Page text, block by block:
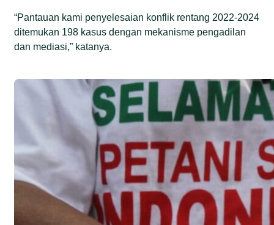
“Pantauan kami penyelesaian konflik rentang 2022-2024
ditemukan 198 kasus dengan mekanisme pengadilan
dan mediasi,” katanya.